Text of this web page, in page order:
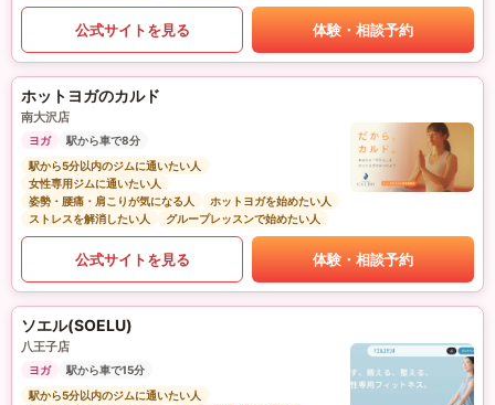
公式サイトを見る 体験・相談予約
ホットヨガのカルド
南大沢店
ヨガ
駅から車で8分
駅から5分以内のジムに通いたい人
女性専用ジムに通いたい人
姿勢・腰痛・肩こりが気になる人
ホットヨガを始めたい人
ストレスを解消したい人
グループレッスンで始めたい人
公式サイトを見る 体験・相談予約
ソエル(SOELU)
八王子店
ヨガ
駅から車で15分
駅から5分以内のジムに通いたい人